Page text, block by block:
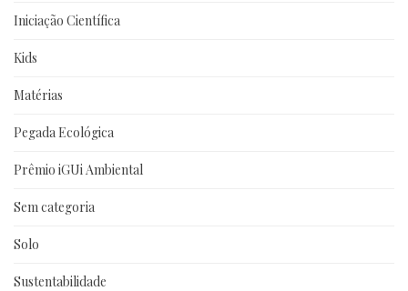
Iniciação Científica
Kids
Matérias
Pegada Ecológica
Prêmio iGUi Ambiental
Sem categoria
Solo
Sustentabilidade